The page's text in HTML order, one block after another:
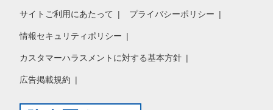
サイトご利用にあたって プライバシーポリシー
情報セキュリティポリシー
カスタマーハラスメントに対する基本方針
広告掲載規約